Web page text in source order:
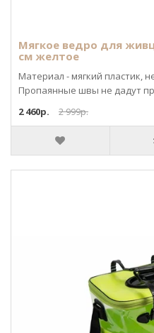
Мягкое ведро для
см желтое
Материал - мягкий пластик,
Пропаянные швы не дадут
2 460р.
2 999р.